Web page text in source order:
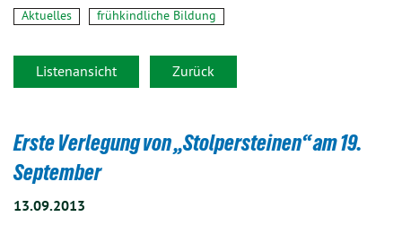
Aktuelles frühkindliche Bildung
Listenansicht Zurück
Erste Verlegung von „Stolpersteinen“ am 19.
September
13.09.2013